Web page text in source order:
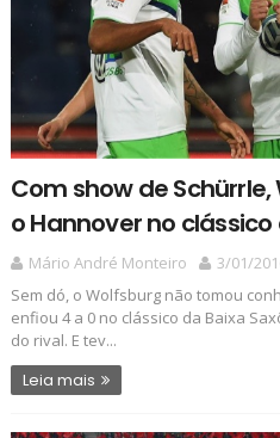
Com show de
o Hannover no
Mário André Monteiro
3/01/
Sem dó, o Wolfsburg não tomou
enfiou 4 a 0 no clássico da Baixa
do rival. E tev...
Leia mais